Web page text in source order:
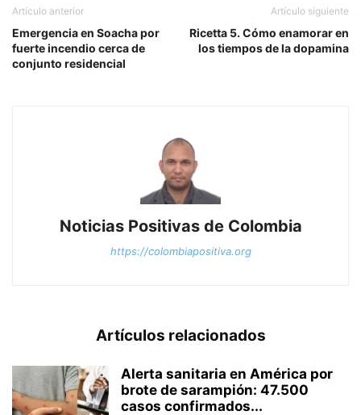
Artículo anterior
Emergencia en Soacha por
fuerte incendio cerca de
conjunto residencial
Artículo siguiente
Ricetta 5. Cómo enamorar en
los tiempos de la dopamina
Noticias Positivas de Colombia
https://colombiapositiva.org
Artículos relacionados
Alerta sanitaria en América por
brote de sarampión: 47.500
casos confirmados...